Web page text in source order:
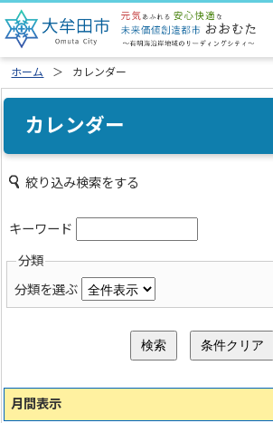
ホーム カレンダー
カレンダー
絞り込み検索をする
キーワード
分類
分類を選ぶ
月間表示